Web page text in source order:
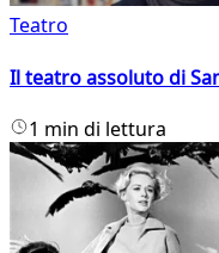
Teatro
Il teatro assoluto di
1 min di lettura